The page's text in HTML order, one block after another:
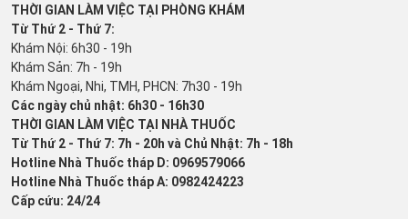
THỜI GIAN LÀM VIỆC TẠI PHÒNG KHÁM
Từ Thứ 2 - Thứ 7:
Khám Nội: 6h30 - 19h
Khám Sản: 7h - 19h
Khám Ngoại, Nhi, TMH, PHCN: 7h30 - 19h
Các ngày chủ nhật: 6h30 - 16h30
THỜI GIAN LÀM VIỆC TẠI NHÀ THUỐC
Từ Thứ 2 - Thứ 7: 7h - 20h và Chủ Nhật: 7h - 18h
Hotline Nhà Thuốc tháp D: 0969579066
Hotline Nhà Thuốc tháp A: 0982424223
Cấp cứu: 24/24